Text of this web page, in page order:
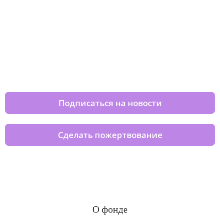
Подписаться на новости
Сделать пожертвование
О фонде